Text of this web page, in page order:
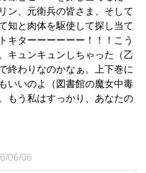
ン、元衛兵の皆さま、そして
知と肉体を駆使して探し当て
キターーーーーー！！！こう
キュンキュンしちゃった（乙
終わりなのかなぁ。上下巻に
いいのよ（図書館の魔女中毒
もう私はすっかり、あなたの
06/06